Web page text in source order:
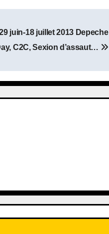
juin-18 juillet 2013 Depeche
C2C, Sexion d’assaut…